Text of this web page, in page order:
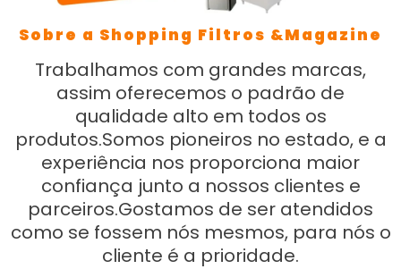
Sobre a Shopping Filtros &Magazine
Trabalhamos com grandes marcas,
assim oferecemos o padrão de
qualidade alto em todos os
produtos.Somos pioneiros no estado, e a
experiência nos proporciona maior
confiança junto a nossos clientes e
parceiros.Gostamos de ser atendidos
como se fossem nós mesmos, para nós o
cliente é a prioridade.